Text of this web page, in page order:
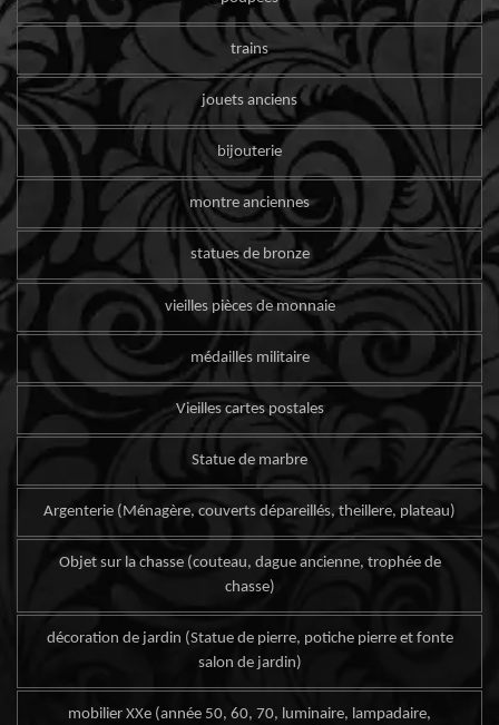
trains
jouets anciens
bijouterie
montre anciennes
statues de bronze
vieilles pièces de monnaie
médailles militaire
Vieilles cartes postales
Statue de marbre
Argenterie (Ménagère, couverts dépareillés, theillere, plateau)
Objet sur la chasse (couteau, dague ancienne, trophée de
chasse)
décoration de jardin (Statue de pierre, potiche pierre et fonte
salon de jardin)
mobilier XXe (année 50, 60, 70, luminaire, lampadaire,